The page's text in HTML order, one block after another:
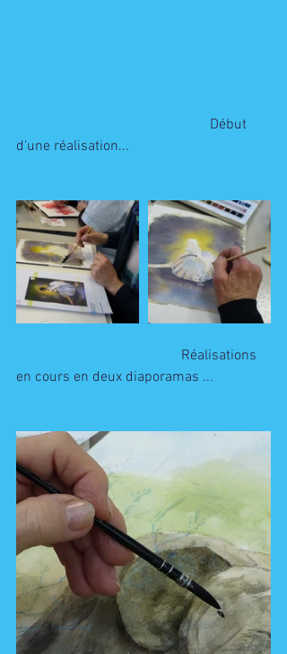
d'une réalisation...
en cours en deux diaporamas ...